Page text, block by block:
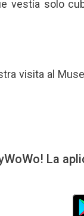
vestía solo
visita al
La